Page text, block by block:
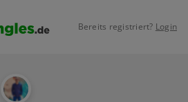
Bereits registriert? Login